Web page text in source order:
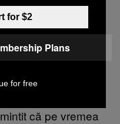
piesele și-și nota
cu versuri acum
m-au făcut să
notițele lângă
Lângă niște
de gamă
că pe vremea
for $2
Plans
for free